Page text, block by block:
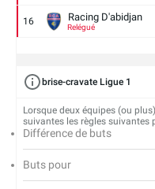
16 Racing D'abidjan
Relégué
brise-cravate Ligue 1
Lorsque deux équipes (ou
suivantes les règles suivantes
Différence de buts
Buts pour